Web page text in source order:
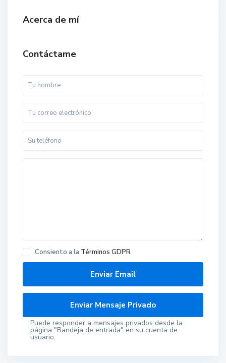
Acerca de mí
Contáctame
Consiento a la Términos GDPR
Puede responder a mensajes privados desde la
página "Bandeja de entrada" en su cuenta de
usuario.